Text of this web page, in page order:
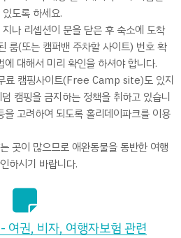
도록 하세요.
나 리셉션이 문을 닫은 후 숙소에 도착
룸(또는 캠퍼밴 주차할 사이트) 번호 확
대해서 미리 확인을 하셔야 합니다.
료 캠핑사이트(Free Camp site)도 있지
캠핑을 금지하는 정책을 취하고 있습니
고려하여 되도록 홀리데이파크를 이용
곳이 많으므로 애완동물을 동반한 여행
하시기 바랍니다.
여권, 비자, 여행자보험 관련